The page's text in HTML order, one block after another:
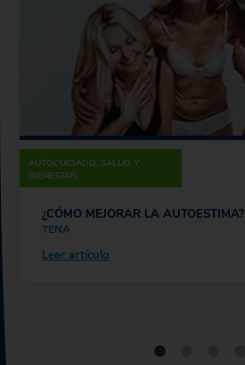
AUTOCUIDADO, SALUD Y
BIENESTAR
¿CÓMO MEJORAR LA AUTOESTIMA?
TENA
Leer artículo